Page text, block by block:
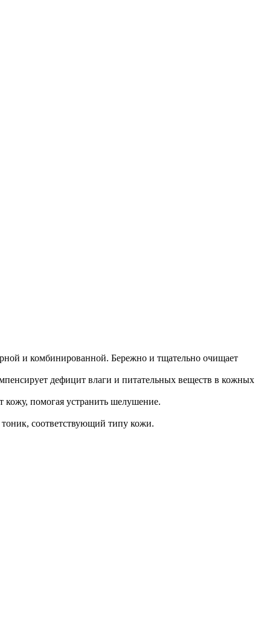
и комбинированной. Бережно и тщательно очищает
дефицит влаги и питательных веществ в кожных
помогая устранить шелушение.
соответствующий типу кожи.